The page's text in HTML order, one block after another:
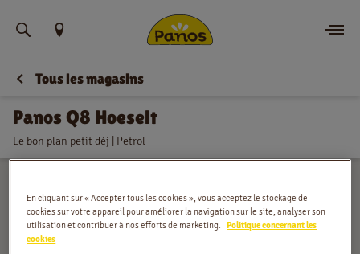
Trouvez votre emplacement
Magasins
Tous les magasins
Le bon plan petit déj | Petrol
Panos Q8 Hoeselt
En cliquant sur « Accepter tous les cookies », vous acceptez le stockage de
cookies sur votre appareil pour améliorer la navigation sur le site, analyser son
utilisation et contribuer à nos efforts de marketing.
Politique concernant les
cookies